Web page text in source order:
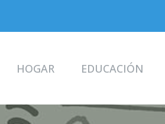
HOGAR EDUCACIÓN